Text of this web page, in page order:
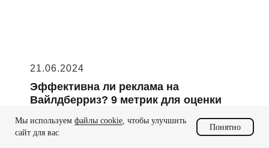
21.06.2024
Эффективна ли реклама на
Вайлдберриз? 9 метрик для оценки
Расскажем, как проверить, эффективна
Мы используем файлы cookie, чтобы улучшить
сайт для вас
Понятно